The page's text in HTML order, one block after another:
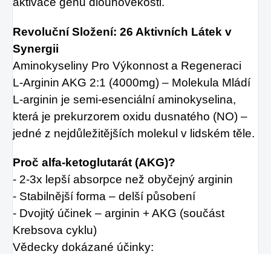
Revoluční Složení: 26 Aktivních Látek v
Synergii
Aminokyseliny Pro Výkonnost a Regeneraci
L-Arginin AKG 2:1 (4000mg) – Molekula Mládí
L-arginin je semi-esenciální aminokyselina,
která je prekurzorem oxidu dusnatého (NO) –
jedné z nejdůležitějších molekul v lidském těle.
Proč alfa-ketoglutarát (AKG)?
- 2-3x lepší absorpce než obyčejný arginin
- Stabilnější forma – delší působení
- Dvojitý účinek – arginin + AKG (součást
Krebsova cyklu)
Vědecky dokázané účinky: